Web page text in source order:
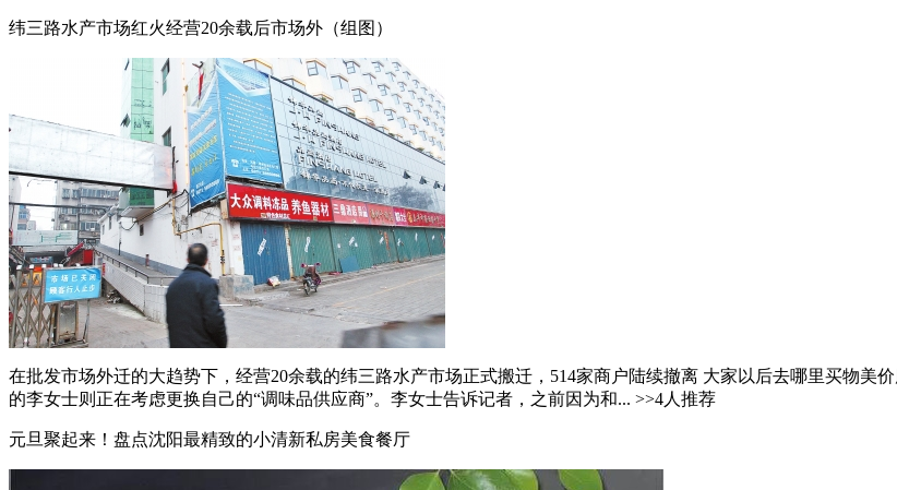
纬三路水产市场红火经营20余载后市场外（组图）
在批发市场外迁的大趋势下，经营20余载的纬三路水产市场正式搬迁，514家商户陆续撤离 大家以后去哪里买物美
的李女士则正在考虑更换自己的“调味品供应商”。李女士告诉记者，之前因为和... >>4人推荐
元旦聚起来！盘点沈阳最精致的小清新私房美食餐厅